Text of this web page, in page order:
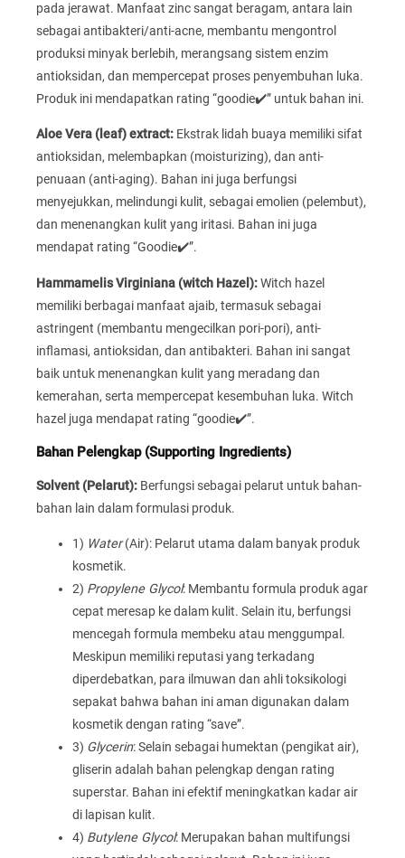
pada jerawat. Manfaat zinc sangat beragam, antara lain
sebagai antibakteri/anti-acne, membantu mengontrol
produksi minyak berlebih, merangsang sistem enzim
antioksidan, dan mempercepat proses penyembuhan luka.
Produk ini mendapatkan rating “goodie✔️” untuk bahan ini.
Aloe Vera (leaf) extract: Ekstrak lidah buaya memiliki sifat
antioksidan, melembapkan (moisturizing), dan anti-
penuaan (anti-aging). Bahan ini juga berfungsi
menyejukkan, melindungi kulit, sebagai emolien (pelembut),
dan menenangkan kulit yang iritasi. Bahan ini juga
mendapat rating “Goodie✔️”.
Hammamelis Virginiana (witch Hazel):Witch hazel
memiliki berbagai manfaat ajaib, termasuk sebagai
astringent (membantu mengecilkan pori-pori), anti-
inflamasi, antioksidan, dan antibakteri. Bahan ini sangat
baik untuk menenangkan kulit yang meradang dan
kemerahan, serta mempercepat kesembuhan luka. Witch
hazel juga mendapat rating “goodie✔️”.
Bahan Pelengkap (Supporting Ingredients)
Solvent (Pelarut): Berfungsi sebagai pelarut untuk bahan-
bahan lain dalam formulasi produk.
1) Water(Air): Pelarut utama dalam banyak produk
kosmetik.
2) Propylene Glycol: Membantu formula produk agar
cepat meresap ke dalam kulit. Selain itu, berfungsi
mencegah formula membeku atau menggumpal.
Meskipun memiliki reputasi yang terkadang
diperdebatkan, para ilmuwan dan ahli toksikologi
sepakat bahwa bahan ini aman digunakan dalam
kosmetik dengan rating “save”.
3) Glycerin: Selain sebagai humektan (pengikat air),
gliserin adalah bahan pelengkap dengan rating
superstar. Bahan ini efektif meningkatkan kadar air
di lapisan kulit.
4) Butylene Glycol: Merupakan bahan multifungsi